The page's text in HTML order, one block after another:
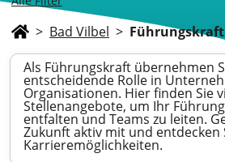
> Bad Vilbel > Führungskraft
Als Führungskraft übernehmen
entscheidende Rolle in
Organisationen. Hier finden Sie
Stellenangebote, um Ihr
entfalten und Teams zu leiten.
Zukunft aktiv mit und entdecken
Karrieremöglichkeiten.